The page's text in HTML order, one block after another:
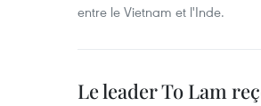
entre le Vietnam et l'Inde.
Le leader To Lam